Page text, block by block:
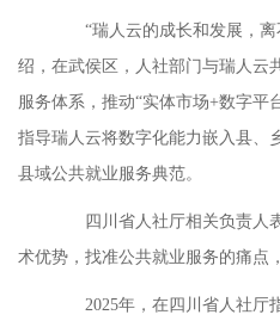
“瑞人云的成长和发展，离
绍，在武侯区，人社部门与瑞人云
服务体系，推动“实体市场+数字平
指导瑞人云将数字化能力嵌入县、
县域公共就业服务典范。
四川省人社厅相关负责人
术优势，找准公共就业服务的痛点
2025年，在四川省人社厅